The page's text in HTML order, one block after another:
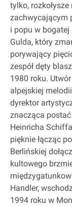
tylko,
zachwycającym
i popu w bogatej
Gulda, który
porywający
zespół dęty
1980 roku.
alpejskiej
dyrektor
znacząca
Heinricha
pięknie łącząc
Berlińskiej
kultowego
Handler,
1994 roku w